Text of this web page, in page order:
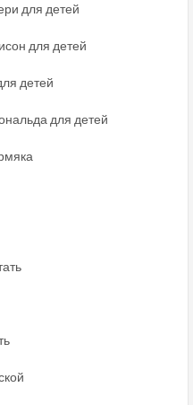
для детей
для детей
детей
для детей